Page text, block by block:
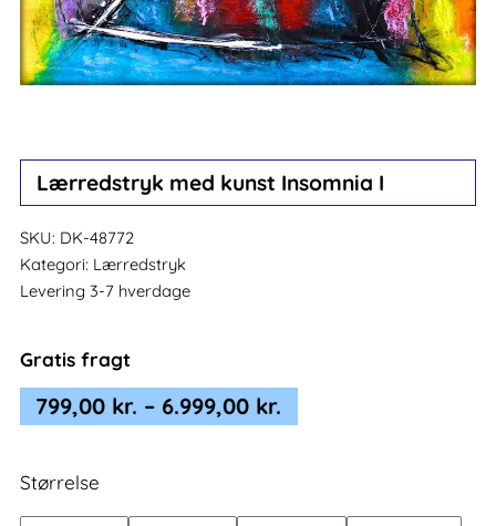
Lærredstryk med kunst Insomnia I
SKU: DK-48772
Kategori: Lærredstryk
Levering 3-7 hverdage
Gratis fragt
799,00 kr. – 6.999,00 kr.
799,00 kr.
Størrelse